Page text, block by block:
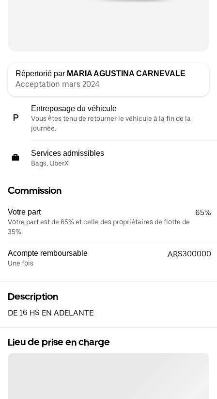
Répertorié par MARIA AGUSTINA CARNEVALE
Acceptation mars 2024
Entreposage du véhicule
Vous êtes tenu de retourner le véhicule à la fin de la
journée.
Services admissibles
Bags, UberX
Commission
Votre part
Votre part est de 65% et celle des propriétaires de flotte de
35%.
65%
Acompte remboursable
Une fois
ARS300000
Description
DE 16 HS EN ADELANTE
Lieu de prise en charge